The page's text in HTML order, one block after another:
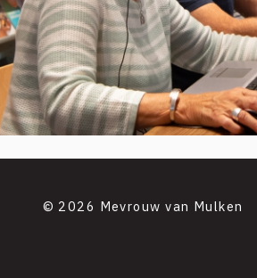
© 2026 Mevrouw van Mulken